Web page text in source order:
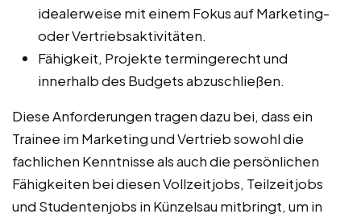
idealerweise mit einem Fokus auf Marketing-
oder Vertriebsaktivitäten.
Fähigkeit, Projekte termingerecht und
innerhalb des Budgets abzuschließen.
Diese Anforderungen tragen dazu bei, dass ein
Trainee im Marketing und Vertrieb sowohl die
fachlichen Kenntnisse als auch die persönlichen
Fähigkeiten bei diesen Vollzeitjobs, Teilzeitjobs
und Studentenjobs in Künzelsau mitbringt, um in